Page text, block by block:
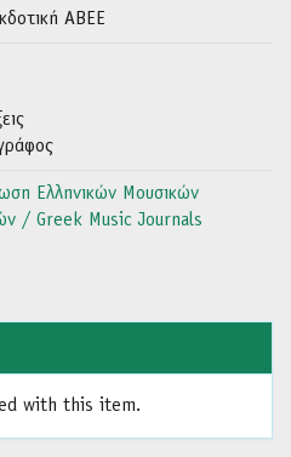
ΑΒΕΕ
Ελληνικών Μουσικών
/ Greek Music Journals
with this item.